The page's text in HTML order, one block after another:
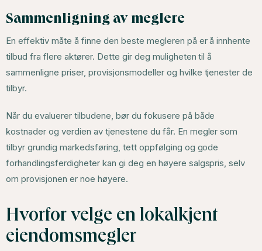
Sammenligning av meglere
En effektiv måte å finne den beste megleren på er å innhente
tilbud fra flere aktører. Dette gir deg muligheten til å
sammenligne priser, provisjonsmodeller og hvilke tjenester de
tilbyr.
Når du evaluerer tilbudene, bør du fokusere på både
kostnader og verdien av tjenestene du får. En megler som
tilbyr grundig markedsføring, tett oppfølging og gode
forhandlingsferdigheter kan gi deg en høyere salgspris, selv
om provisjonen er noe høyere.
Hvorfor velge en lokalkjent
eiendomsmegler